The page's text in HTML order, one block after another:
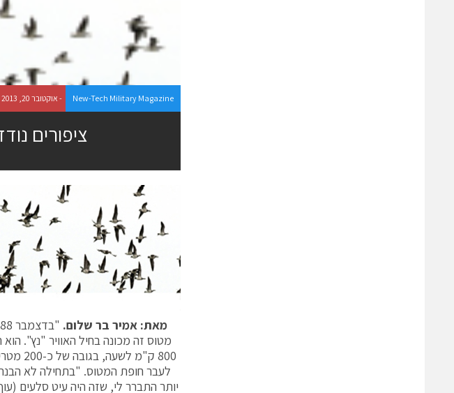
New-Tech Military Magazine - אוקטובר 20, 2013
ציפורים
מאת: אמיר בר שלום.
מטוס זה מכונה בחיל האוויר "נץ".
800
לעבר חופת המטוס. "בתחילה לא